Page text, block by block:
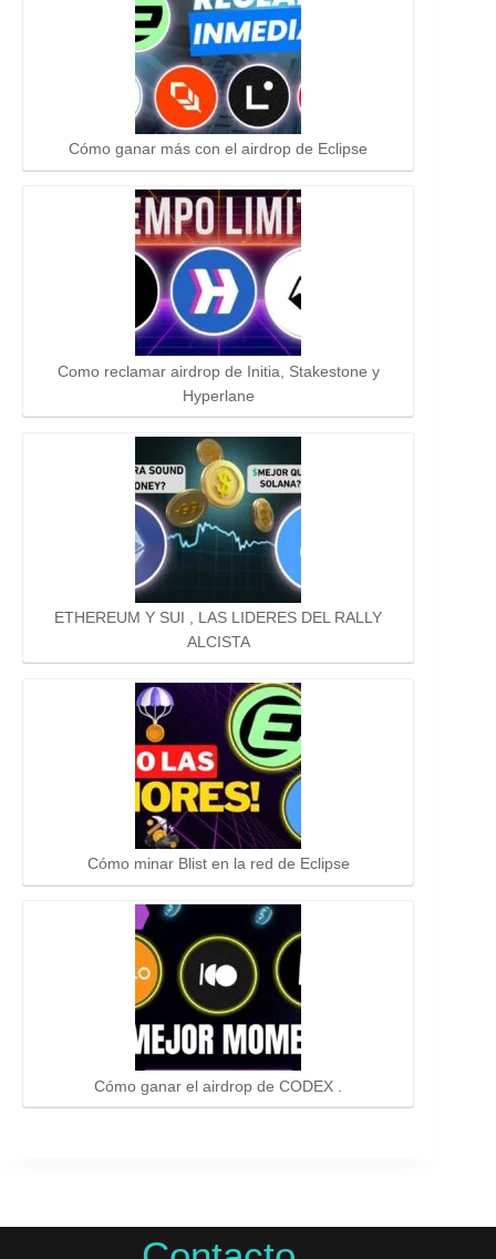
Cómo ganar más con el airdrop de Eclipse
Como reclamar airdrop de Initia, Stakestone y
Hyperlane
ETHEREUM Y SUI , LAS LIDERES DEL RALLY
ALCISTA
Cómo minar Blist en la red de Eclipse
Cómo ganar el airdrop de CODEX .